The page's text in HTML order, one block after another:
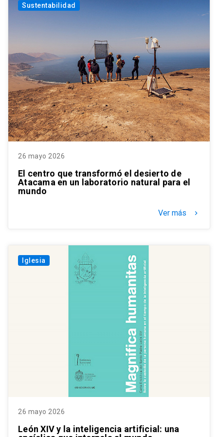
Sustentabilidad
26 mayo 2026
El centro que transformó el desierto de
Atacama en un laboratorio natural para el
mundo
Ver más keyboard_arrow_right
Iglesia
26 mayo 2026
León XIV y la inteligencia artificial: una